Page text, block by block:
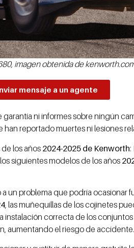
imagen obtenida de
mensaje a un agente
ni informes sobre ningún
reportado muertes ni lesiones
los años 2024-2025 de Kenworth:
siguientes modelos de los años
un problema que podría ocasionar
, las muñequillas de los cojinetes
correcta de los
aumentando el riesgo de accidente.